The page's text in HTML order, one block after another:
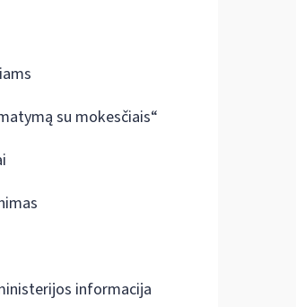
su mokesčiais“
informacija